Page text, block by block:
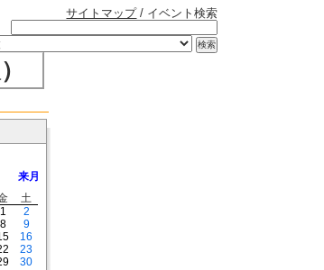
サイトマップ/ イベント検索
来月
土
1
2
8
9
16
23
30